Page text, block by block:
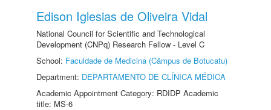
Edison Iglesias de Oliveira Vidal
National Council for Scientific and Technological
Development (CNPq) Research Fellow - Level C
School: Faculdade de Medicina (Câmpus de Botucatu)
Department: DEPARTAMENTO DE CLÍNICA MÉDICA
Academic Appointment Category: RDIDP Academic
title: MS-6